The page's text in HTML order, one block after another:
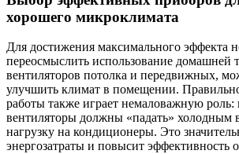
хорошего микроклимата
Для достижения максимального эффекта
переосмыслить использование домашней
вентиляторов потолка и передвижных,
улучшить климат в помещении.
работы также играет немаловажную роль:
вентиляторы должны «падать» холодным
нагрузку на кондиционеры. Это
энергозатраты и повысит эффективность